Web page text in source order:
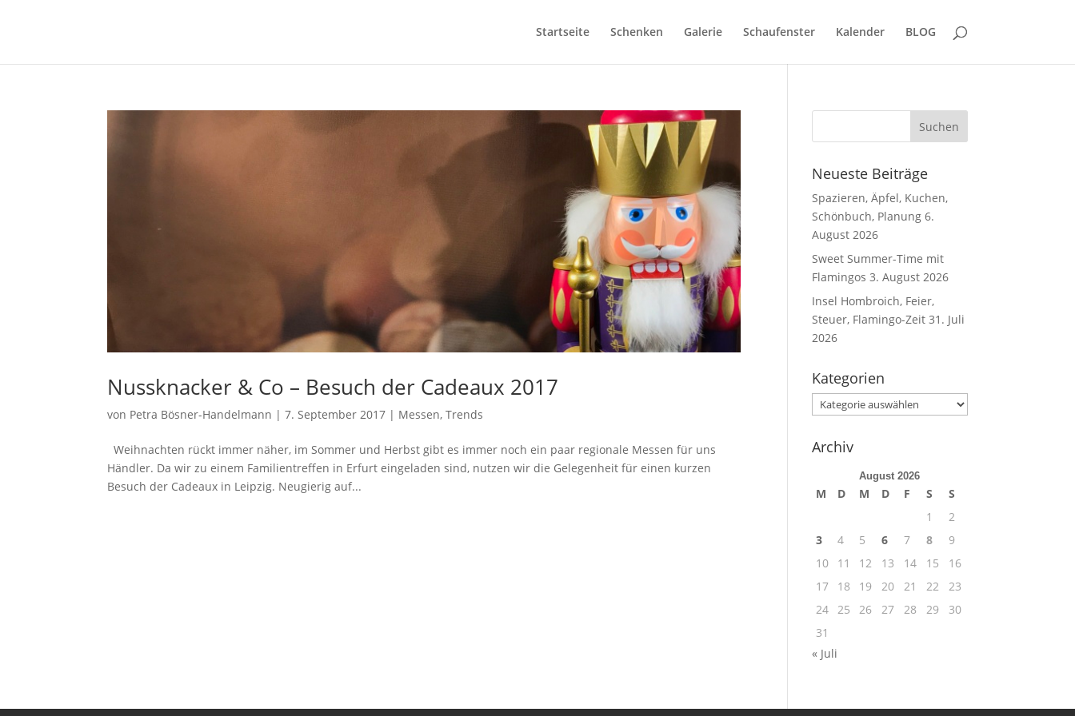
Startseite Schenken Galerie Schaufenster Kalender BLOG
Nussknacker & Co – Besuch der Cadeaux 2017
von Petra Bösner-Handelmann |7. September 2017 | Messen,Trends
Weihnachten rückt immer näher, im Sommer und Herbst gibt es immer noch ein paar regionale Messen für uns
Händler. Da wir zu einem Familientreffen in Erfurt eingeladen sind, nutzen wir die Gelegenheit für einen kurzen
Besuch der Cadeaux in Leipzig. Neugierig auf...
Neueste Beiträge
Spazieren, Äpfel, Kuchen,
Schönbuch, Planung 6.
August 2026
Sweet Summer-Time mit
Flamingos 3. August 2026
Insel Hombroich, Feier,
Steuer, Flamingo-Zeit 31. Juli
2026
Kategorien
Kategorien
Archiv
August 2026
M D M D F S
S
1
2
3
4 5 6 7 8
9
10
11 12 13 14 15
16
17
18 19 20 21 22
23
24 25 26 27 28 29
30
31
« Juli